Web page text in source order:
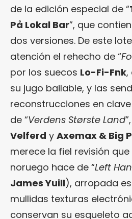
de la edición especial de “
På Lokal Bar”, que
dos versiones. De este
atención el rehecho de “
por los suecos Lo-Fi-Fnk,
su jugo bailable, y las
reconstrucciones en
de “Verdens Største Land
Velferd y Axemax & Big P
merece la fiel revisión
noruego hace de “Left
James Yuill), arropada
mullidas texturas
conservan su esqueleto